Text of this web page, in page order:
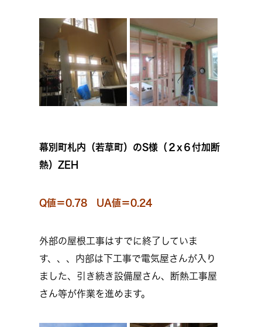
幕別町札内（若草町）のS様（２x６付加断
熱）ZEH
Q値＝0.78 UA値＝0.24
外部の屋根工事はすでに終了していま
す、、、内部は下工事で電気屋さんが入り
ました、引き続き設備屋さん、断熱工事屋
さん等が作業を進めます。